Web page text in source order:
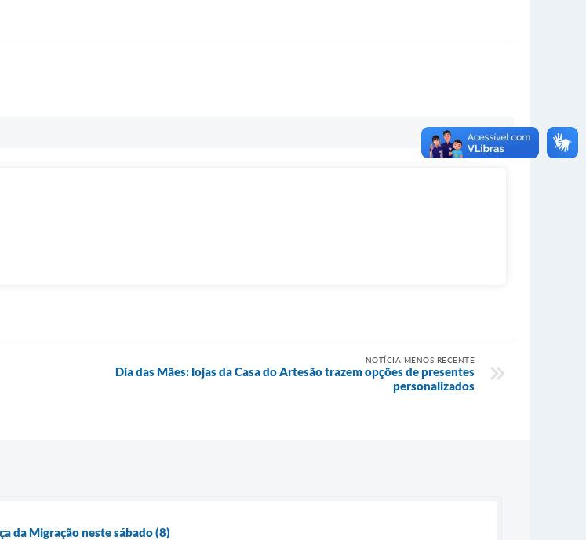
NOTÍCIA MENOS RECENTE
Dia das Mães: lojas da Casa do Artesão trazem opções de presentes
personalizados
da Migração neste sábado (8)